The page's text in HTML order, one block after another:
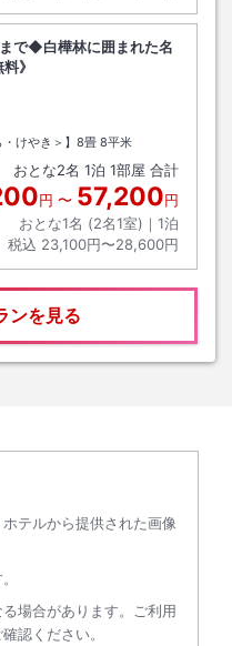
まで◆白樺林に囲まれた名
》
・けやき＞】8畳 8平米
おとな2名 1泊 1部屋 合計
円 〜 57,200円
おとな1名 (2名1室)｜ 1泊
税込 23,100円〜28,600円
ンを見る
テルから提供された画像
場合があります。ご利用
認ください。